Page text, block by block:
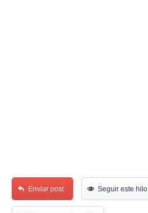
Enviar post Seguir este hilo